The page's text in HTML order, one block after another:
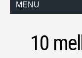
MENU
10